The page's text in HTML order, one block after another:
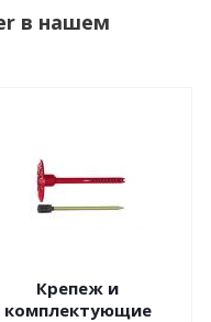
в нашем
Крепеж и
комплектующие